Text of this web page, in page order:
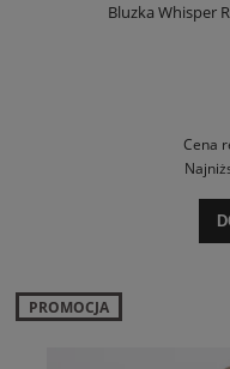
Bluzka Whisper
Cena
PROMOCJA